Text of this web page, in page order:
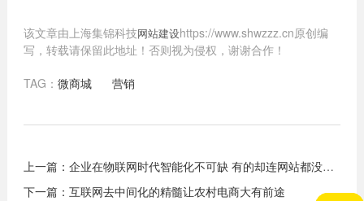
该文章由上海集锦科技网站建设https://www.shwzzz.cn原创编
写，转载请保留此地址！否则视为侵权，谢谢合作！
TAG： 微商城 营销
上一篇： 企业在物联网时代智能化不可缺 有的却连网站都没做好
下一篇： 互联网去中间化的精髓让农村电商大有前途